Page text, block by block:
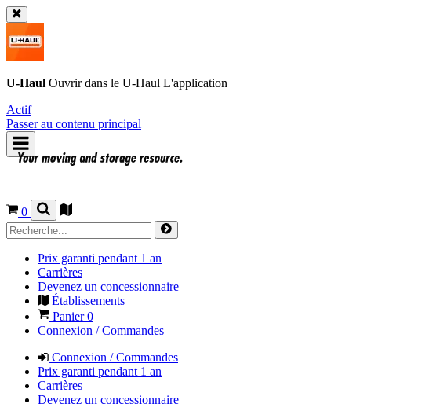
U-Haul Ouvrir dans le U-Haul L'application
Actif
Passer au contenu principal
0
Prix garanti pendant 1 an
Carrières
Devenez un concessionnaire
Établissements
Panier0
Connexion / Commandes
Connexion / Commandes
Prix garanti pendant 1 an
Carrières
Devenez un concessionnaire